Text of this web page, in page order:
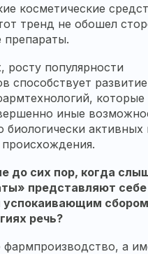
косметические
тренд не обошел
препараты.
росту популярности
способствует развитие
которые
иные
биологически активных
происхождения.
до сих пор, когда
представляют себе
успокаивающим
речь?
фармпроизводство, а